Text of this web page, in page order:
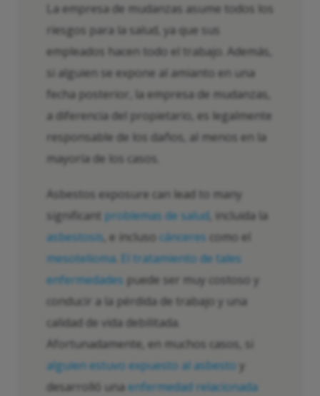
La empresa de mudanzas asume todos los
riesgos para la salud, ya que sus
empleados hacen todo el trabajo. Además,
si alguien se expone al amianto en una
fecha posterior, la empresa de mudanzas,
a diferencia del propietario, es legalmente
responsable de los daños, al menos en la
mayoría de los casos.
Asbestos exposure can lead to many
significant problemas de salud , incluida la
asbestosis , e incluso cánceres como el
mesotelioma. El tratamiento de tales
enfermedades puede ser muy costoso y
conducir a la pérdida de trabajo y una
calidad de vida debilitada.
Afortunadamente, en muchos casos, si
alguien estuvo expuesto al asbesto y
desarrolló una enfermedad relacionada